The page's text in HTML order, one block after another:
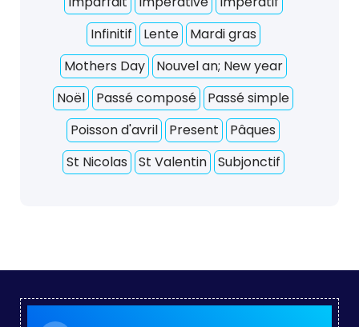
Infinitif
Lente
Mardi gras
Mothers Day
Nouvel an; New year
Noël
Passé composé
Passé simple
Poisson d'avril
Present
Pâques
St Nicolas
St Valentin Subjonctif